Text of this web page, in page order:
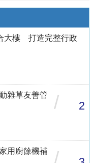
大樓 打造完整行政
雜草友善管
/ 2
用廚餘機補
/